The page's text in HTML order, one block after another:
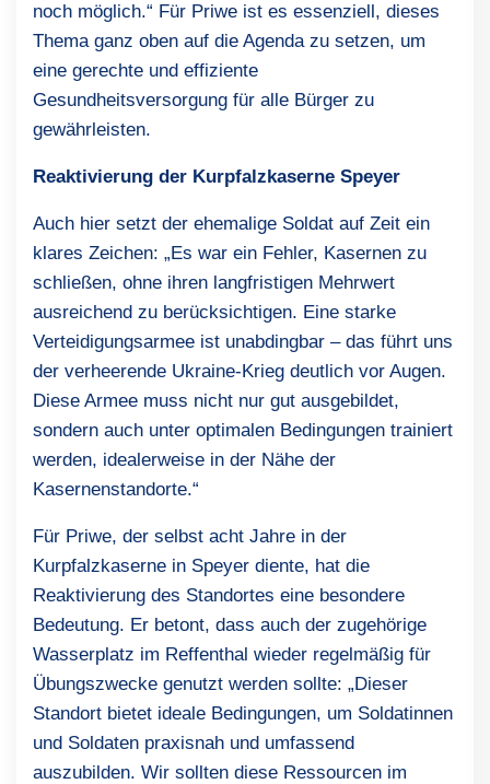
noch möglich.“ Für Priwe ist es essenziell, dieses
Thema ganz oben auf die Agenda zu setzen, um
eine gerechte und effiziente
Gesundheitsversorgung für alle Bürger zu
gewährleisten.
Reaktivierung der Kurpfalzkaserne Speyer
Auch hier setzt der ehemalige Soldat auf Zeit ein
klares Zeichen: „Es war ein Fehler, Kasernen zu
schließen, ohne ihren langfristigen Mehrwert
ausreichend zu berücksichtigen. Eine starke
Verteidigungsarmee ist unabdingbar – das führt uns
der verheerende Ukraine-Krieg deutlich vor Augen.
Diese Armee muss nicht nur gut ausgebildet,
sondern auch unter optimalen Bedingungen trainiert
werden, idealerweise in der Nähe der
Kasernenstandorte.“
Für Priwe, der selbst acht Jahre in der
Kurpfalzkaserne in Speyer diente, hat die
Reaktivierung des Standortes eine besondere
Bedeutung. Er betont, dass auch der zugehörige
Wasserplatz im Reffenthal wieder regelmäßig für
Übungszwecke genutzt werden sollte: „Dieser
Standort bietet ideale Bedingungen, um Soldatinnen
und Soldaten praxisnah und umfassend
auszubilden. Wir sollten diese Ressourcen im